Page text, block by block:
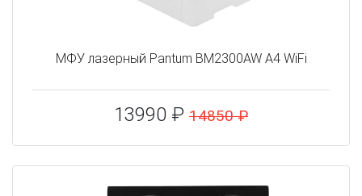
МФУ лазерный Pantum BM2300AW A4 WiFi
13990 ₽ 14850 ₽